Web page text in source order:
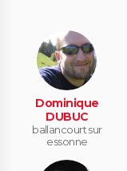
Dominique
DUBUC
ballancourt sur
essonne